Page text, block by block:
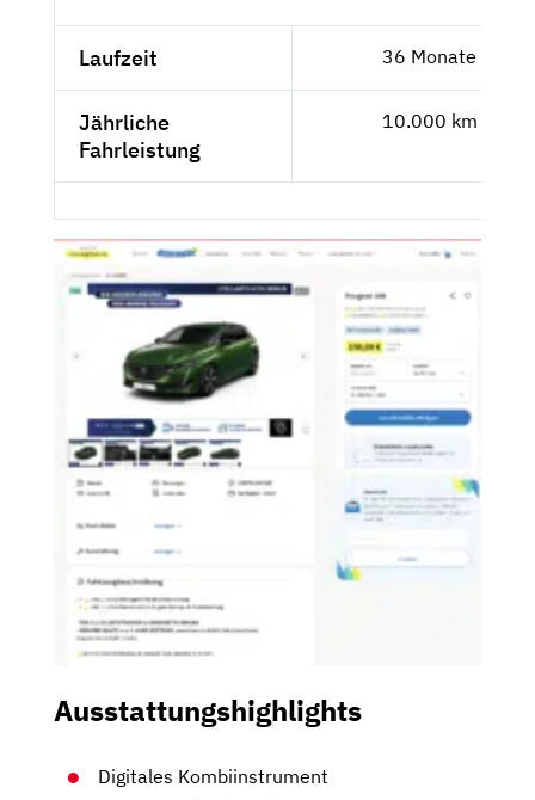
Laufzeit 36 Monate
Jährliche
Fahrleistung
10.000 km
Ausstattungshighlights
Digitales Kombiinstrument